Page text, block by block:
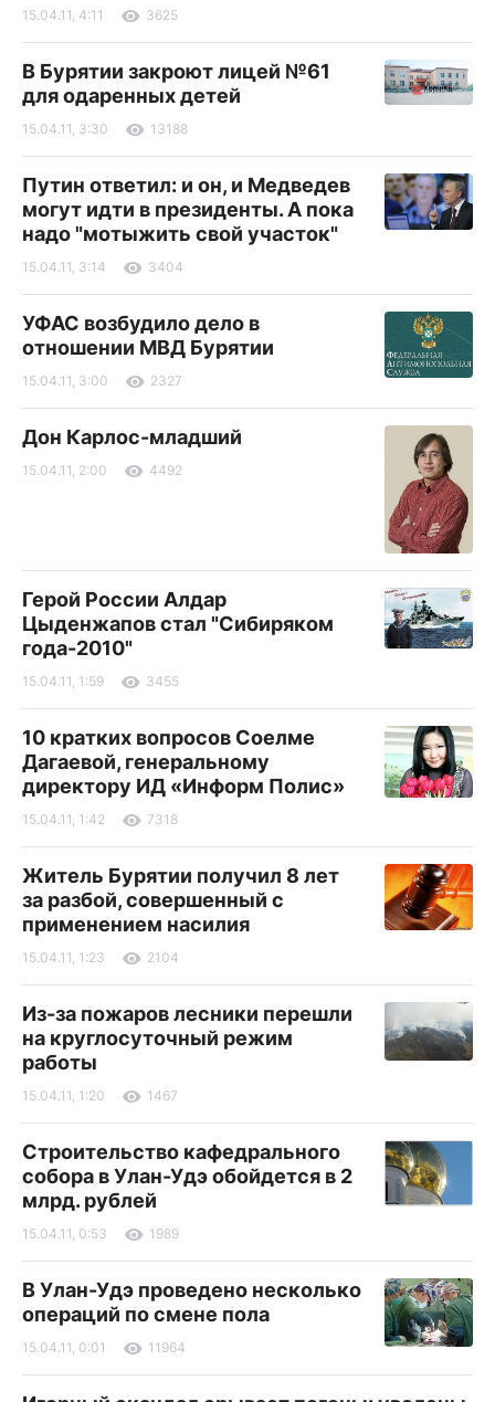
15.04.11, 4:11 3625
В Бурятии закроют лицей №61
для одаренных детей
15.04.11, 3:30 13188
Путин ответил: и он, и Медведев
могут идти в президенты. А пока
надо "мотыжить свой участок"
15.04.11, 3:14 3404
УФАС возбудило дело в
отношении МВД Бурятии
15.04.11, 3:00 2327
Дон Карлос-младший
15.04.11, 2:00 4492
Герой России Алдар
Цыденжапов стал "Сибиряком
года-2010"
15.04.11, 1:59 3455
10 кратких вопросов Соелме
Дагаевой, генеральному
директору ИД «Информ Полис»
15.04.11, 1:42 7318
Житель Бурятии получил 8 лет
за разбой, совершенный с
применением насилия
15.04.11, 1:23 2104
Из-за пожаров лесники перешли
на круглосуточный режим
работы
15.04.11, 1:20 1467
Строительство кафедрального
собора в Улан-Удэ обойдется в 2
млрд. рублей
15.04.11, 0:53 1989
В Улан-Удэ проведено несколько
операций по смене пола
15.04.11, 0:01 11964